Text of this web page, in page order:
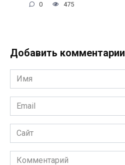
0 475
Добавить комментарии
Имя
*
Email
*
Сайт
Комментарий